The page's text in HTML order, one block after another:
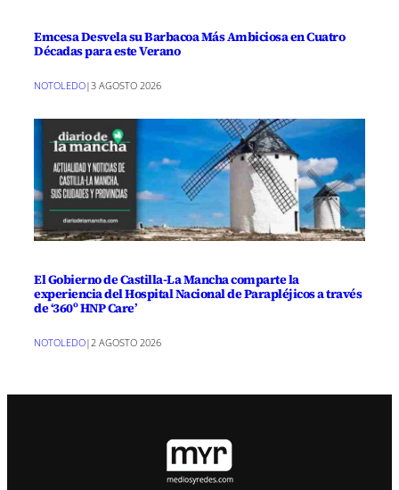
Emcesa Desvela su Barbacoa Más Ambiciosa en Cuatro
Décadas para este Verano
NOTOLEDO|3 AGOSTO 2026
El Gobierno de Castilla-La Mancha comparte la
experiencia del Hospital Nacional de Parapléjicos a través
de ‘360º HNP Care’
NOTOLEDO|2 AGOSTO 2026